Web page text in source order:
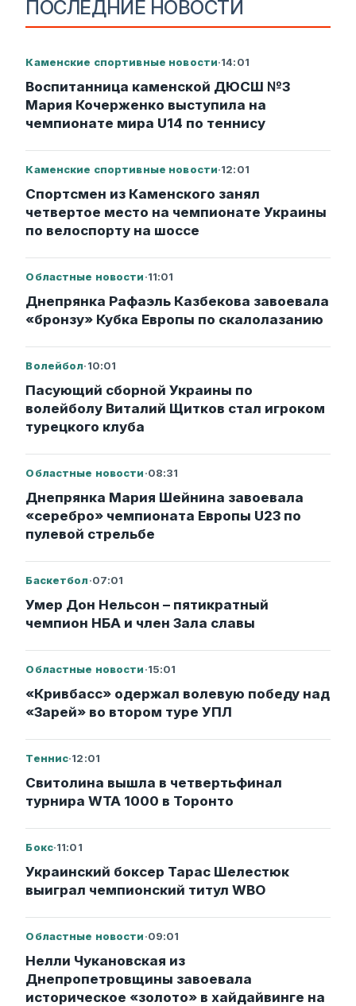
ПОСЛЕДНИЕ НОВОСТИ
Каменские спортивные новости·14:01
Воспитанница каменской ДЮСШ №3
Мария Кочерженко выступила на
чемпионате мира U14 по теннису
Каменские спортивные новости·12:01
Спортсмен из Каменского занял
четвертое место на чемпионате Украины
по велоспорту на шоссе
Областные новости·11:01
Днепрянка Рафаэль Казбекова завоевала
«бронзу» Кубка Европы по скалолазанию
Волейбол·10:01
Пасующий сборной Украины по
волейболу Виталий Щитков стал игроком
турецкого клуба
Областные новости·08:31
Днепрянка Мария Шейнина завоевала
«серебро» чемпионата Европы U23 по
пулевой стрельбе
Баскетбол·07:01
Умер Дон Нельсон – пятикратный
чемпион НБА и член Зала славы
Областные новости·15:01
«Кривбасс» одержал волевую победу над
«Зарей» во втором туре УПЛ
Теннис·12:01
Свитолина вышла в четвертьфинал
турнира WTA 1000 в Торонто
Бокс·11:01
Украинский боксер Тарас Шелестюк
выиграл чемпионский титул WBO
Областные новости·09:01
Нелли Чукановская из
Днепропетровщины завоевала
историческое «золото» в хайдайвинге на